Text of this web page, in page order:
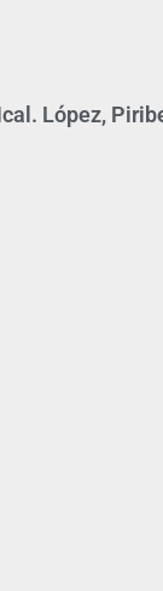
López,